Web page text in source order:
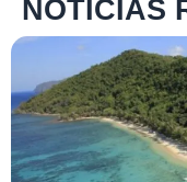
NOTICIAS